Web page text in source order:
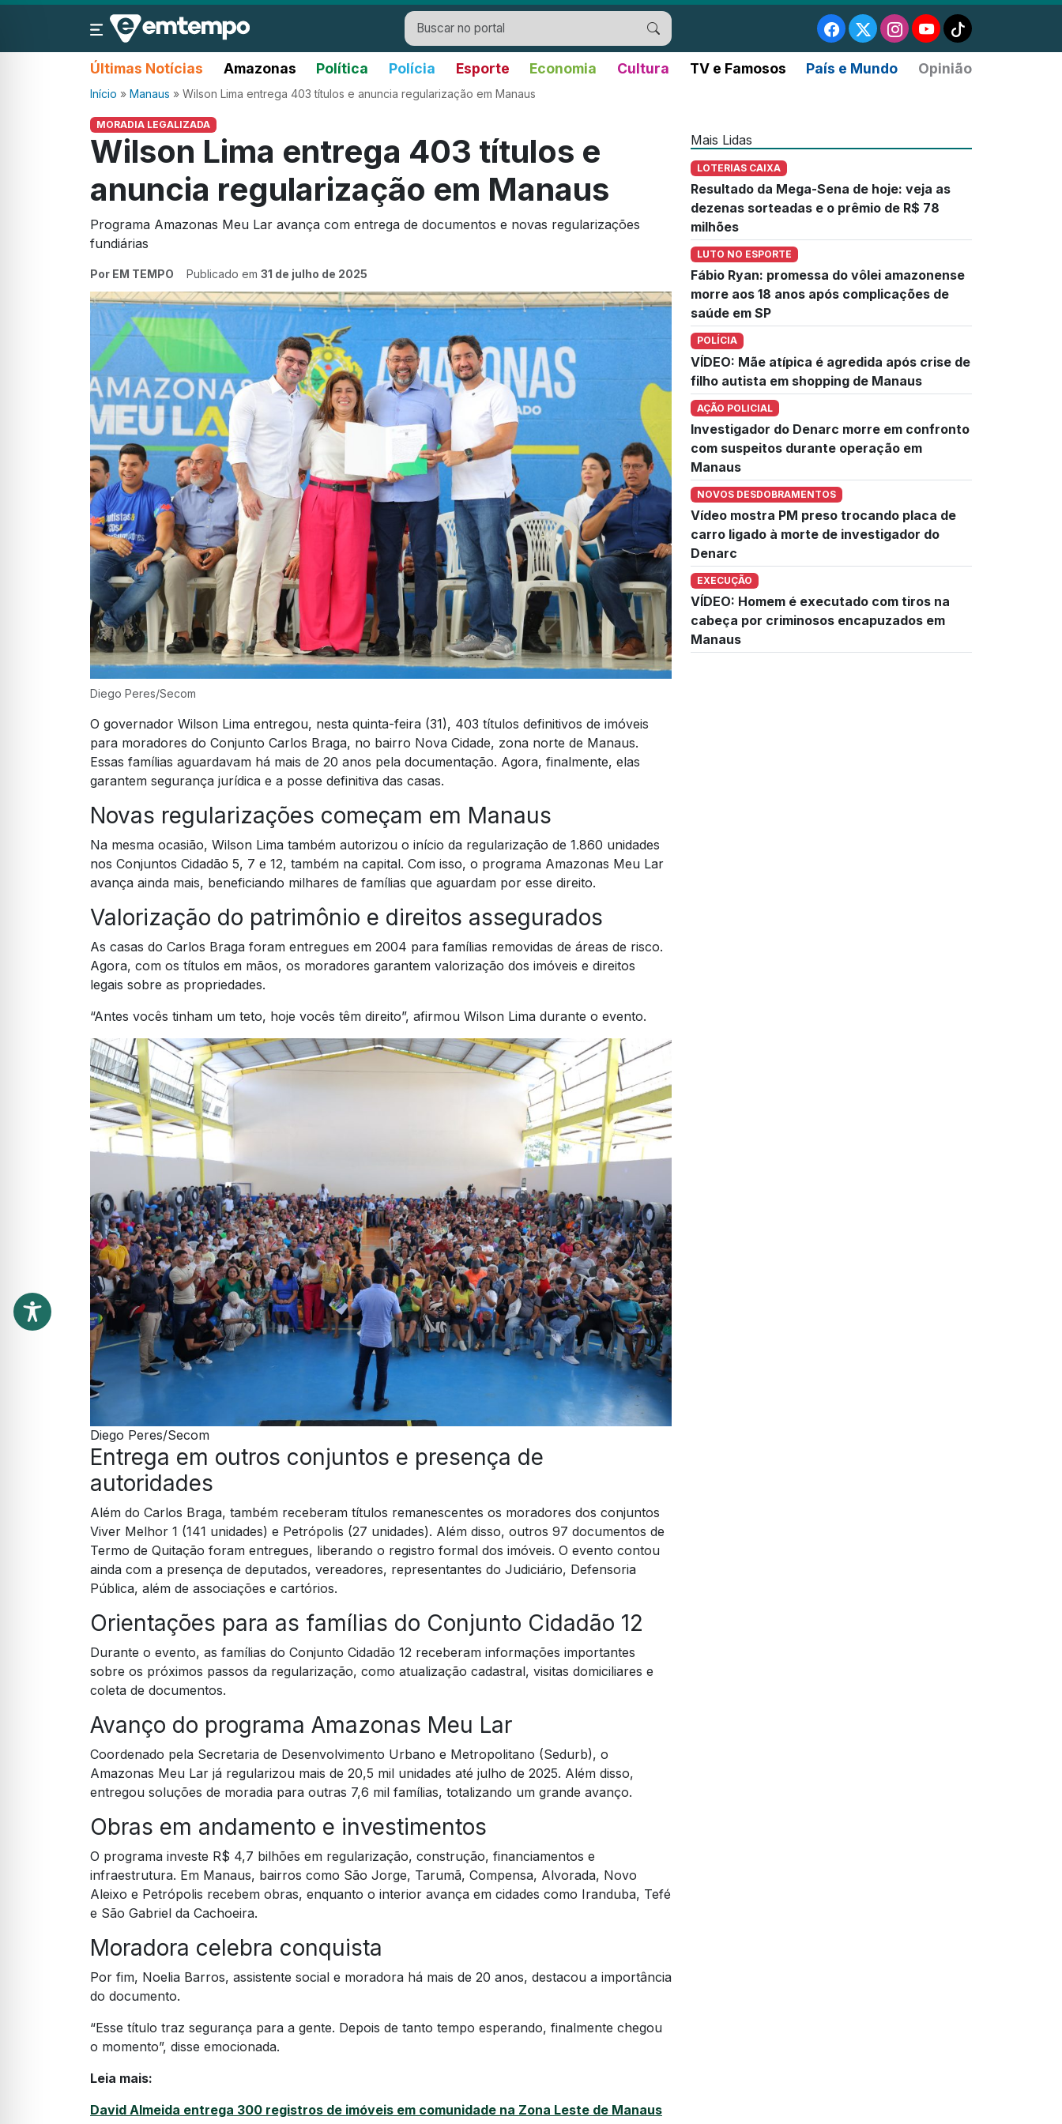
Últimas Notícias Amazonas Política Polícia Esporte Economia Cultura TV e Famosos País e Mundo Opinião
Início » Manaus » Wilson Lima entrega 403 títulos e anuncia regularização em Manaus
MORADIA LEGALIZADA
Wilson Lima entrega 403 títulos e
anuncia regularização em Manaus
Programa Amazonas Meu Lar avança com entrega de documentos e novas regularizações
fundiárias
Por EM TEMPO Publicado em 31 de julho de 2025
Diego Peres/Secom
O governador Wilson Lima entregou, nesta quinta-feira (31), 403 títulos definitivos de imóveis
para moradores do Conjunto Carlos Braga, no bairro Nova Cidade, zona norte de Manaus.
Essas famílias aguardavam há mais de 20 anos pela documentação. Agora, finalmente, elas
garantem segurança jurídica e a posse definitiva das casas.
Novas regularizações começam em Manaus
Na mesma ocasião, Wilson Lima também autorizou o início da regularização de 1.860 unidades
nos Conjuntos Cidadão 5, 7 e 12, também na capital. Com isso, o programa Amazonas Meu Lar
avança ainda mais, beneficiando milhares de famílias que aguardam por esse direito.
Valorização do patrimônio e direitos assegurados
As casas do Carlos Braga foram entregues em 2004 para famílias removidas de áreas de risco.
Agora, com os títulos em mãos, os moradores garantem valorização dos imóveis e direitos
legais sobre as propriedades.
“Antes vocês tinham um teto, hoje vocês têm direito”, afirmou Wilson Lima durante o evento.
Diego Peres/Secom
Entrega em outros conjuntos e presença de
autoridades
Além do Carlos Braga, também receberam títulos remanescentes os moradores dos conjuntos
Viver Melhor 1 (141 unidades) e Petrópolis (27 unidades). Além disso, outros 97 documentos de
Termo de Quitação foram entregues, liberando o registro formal dos imóveis. O evento contou
ainda com a presença de deputados, vereadores, representantes do Judiciário, Defensoria
Pública, além de associações e cartórios.
Orientações para as famílias do Conjunto Cidadão 12
Durante o evento, as famílias do Conjunto Cidadão 12 receberam informações importantes
sobre os próximos passos da regularização, como atualização cadastral, visitas domiciliares e
coleta de documentos.
Avanço do programa Amazonas Meu Lar
Coordenado pela Secretaria de Desenvolvimento Urbano e Metropolitano (Sedurb), o
Amazonas Meu Lar já regularizou mais de 20,5 mil unidades até julho de 2025. Além disso,
entregou soluções de moradia para outras 7,6 mil famílias, totalizando um grande avanço.
Obras em andamento e investimentos
O programa investe R$ 4,7 bilhões em regularização, construção, financiamentos e
infraestrutura. Em Manaus, bairros como São Jorge, Tarumã, Compensa, Alvorada, Novo
Aleixo e Petrópolis recebem obras, enquanto o interior avança em cidades como Iranduba, Tefé
e São Gabriel da Cachoeira.
Moradora celebra conquista
Por fim, Noelia Barros, assistente social e moradora há mais de 20 anos, destacou a importância
do documento.
“Esse título traz segurança para a gente. Depois de tanto tempo esperando, finalmente chegou
o momento”, disse emocionada.
Leia mais:
David Almeida entrega 300 registros de imóveis em comunidade na Zona Leste de Manaus
Mais Lidas
LOTERIAS CAIXA
Resultado da Mega-Sena de hoje: veja as
dezenas sorteadas e o prêmio de R$ 78
milhões
LUTO NO ESPORTE
Fábio Ryan: promessa do vôlei amazonense
morre aos 18 anos após complicações de
saúde em SP
POLÍCIA
VÍDEO: Mãe atípica é agredida após crise de
filho autista em shopping de Manaus
AÇÃO POLICIAL
Investigador do Denarc morre em confronto
com suspeitos durante operação em
Manaus
NOVOS DESDOBRAMENTOS
Vídeo mostra PM preso trocando placa de
carro ligado à morte de investigador do
Denarc
EXECUÇÃO
VÍDEO: Homem é executado com tiros na
cabeça por criminosos encapuzados em
Manaus